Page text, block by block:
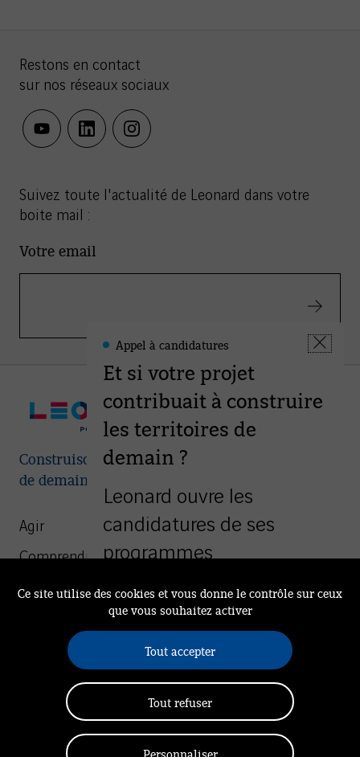
Restons en contact
sur nos réseaux sociaux
youtubelinkedininstagram
Suivez toute l'actualité de Leonard dans votre
boite mail :
Votre email
Valider
Construisons ensemble les villes et territoires
de demain
Agir
Comprendre
We Are Leonard
Rendez-vous à Leonard
Actualités
Communauté
Politique de confidentialité Gestion des cookies
Mentions légales
Nous contacter
Accessibilité (totalement conforme)
Leonard
-
Informations
Fermer
Appel à candidatures
Et si votre projet
contribuait à construire
les territoires de
demain ?
Leonard ouvre les
candidatures de ses
programmes
destination des start-up
et des collaborateurs du
groupe VINCI porteurs de
solutions innovantes.
Découvrir les appels à candidatures
Ce site utilise des cookies et vous donne le contrôle sur ceux
que vous souhaitez activer
Tout accepter
Tout refuser
Personnaliser